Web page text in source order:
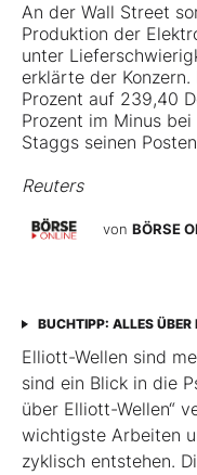
An der Wall Street
Produktion der
unter
erklärte der
Prozent auf 239,40
Prozent im Minus
Staggs seinen
Reuters
von BÖRSE
BUCHTIPP: ALLES
Elliott-Wellen sind
sind ein Blick in die
über Elliott-Wellen“
wichtigste Arbeiten
zyklisch entstehen.